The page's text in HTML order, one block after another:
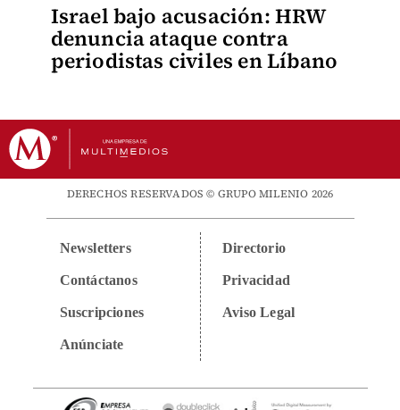
Israel bajo acusación: HRW
denuncia ataque contra
periodistas civiles en Líbano
DERECHOS RESERVADOS © GRUPO MILENIO 2026
Newsletters
Contáctanos
Suscripciones
Anúnciate
Directorio
Privacidad
Aviso Legal